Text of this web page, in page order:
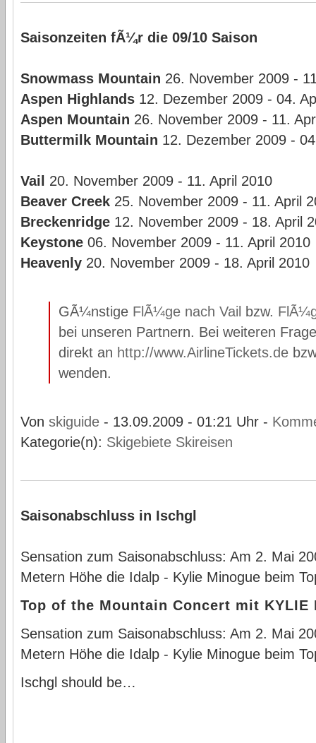
Saisonzeiten fÃ¼r die 09/10 Saison
Snowmass Mountain 26. November 2009 -
Aspen Highlands12. Dezember 2009 - 04.
Aspen Mountain 26. November 2009 - 11.
Buttermilk Mountain 12. Dezember 2009 -
Vail
20. November 2009 - 11. April 2010
Beaver Creek25. November 2009 - 11. April
Breckenridge12. November 2009 - 18. April
Keystone06. November 2009 - 11. April 2010
Heavenly20. November 2009 - 18. April 2010
GÃ¼nstige FlÃ¼ge nach Vail bzw.
bei unseren Partnern. Bei weiteren
direkt an http://www.AirlineTickets.de
wenden.
Von skiguide- 13.09.2009 - 01:21 Uhr -
Kategorie(n): Skigebiete Skireisen
Saisonabschluss in Ischgl
Sensation zum Saisonabschluss: Am 2. Mai
Metern Höhe die Idalp - Kylie Minogue beim
Top of the Mountain Concert mit KYLIE
Sensation zum Saisonabschluss: Am 2. Mai
Metern Höhe die Idalp - Kylie Minogue beim
Ischgl should be…